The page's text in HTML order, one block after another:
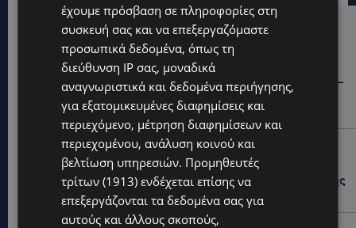
Hot this week
STORIES
ΓΕΝΕΘΛΙΟΣ ΗΜΕΡΑ: Η ηλικία είναι μόνο ένας αριθμός –
Οι άνθρωποι και οι στιγμές είναι η πραγματική μας
ιστορία
STORIES
ΕΛΕΝΑ ΑΝΤΩΝΙΑΔΟΥ: Αγώνας ζωής για τη 37χρονη
μητέρα τριών παιδιών – Έρανος για τη θεραπεία της
στην Αγγλία
έχουμε πρόσβαση σε πληροφορίες στη
συσκευή σας και να επεξεργαζόμαστε
προσωπικά δεδομένα, όπως τη
διεύθυνση IP σας, μοναδικά
αναγνωριστικά και δεδομένα περιήγησης,
για εξατομικευμένες διαφημίσεις και
περιεχόμενο, μέτρηση διαφημίσεων και
περιεχομένου, ανάλυση κοινού και
βελτίωση υπηρεσιών. Προμηθευτές
τρίτων (1913) ενδέχεται επίσης να
επεξεργάζονται τα δεδομένα σας για
αυτούς και άλλους σκοπούς,